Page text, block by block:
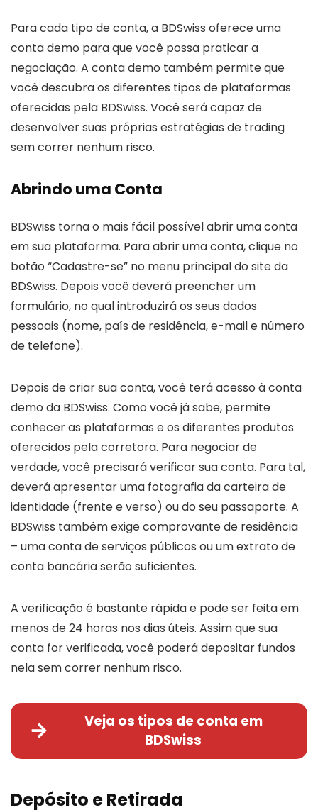
Para cada tipo de conta, a BDSwiss oferece uma
conta demo para que você possa praticar a
negociação. A conta demo também permite que
você descubra os diferentes tipos de plataformas
oferecidas pela BDSwiss. Você será capaz de
desenvolver suas próprias estratégias de trading
sem correr nenhum risco.
Abrindo uma Conta
BDSwiss torna o mais fácil possível abrir uma conta
em sua plataforma. Para abrir uma conta, clique no
botão “Cadastre-se” no menu principal do site da
BDSwiss. Depois você deverá preencher um
formulário, no qual introduzirá os seus dados
pessoais (nome, país de residência, e-mail e número
de telefone).
Depois de criar sua conta, você terá acesso à conta
demo da BDSwiss. Como você já sabe, permite
conhecer as plataformas e os diferentes produtos
oferecidos pela corretora. Para negociar de
verdade, você precisará verificar sua conta. Para tal,
deverá apresentar uma fotografia da carteira de
identidade (frente e verso) ou do seu passaporte. A
BDSwiss também exige comprovante de residência
– uma conta de serviços públicos ou um extrato de
conta bancária serão suficientes.
A verificação é bastante rápida e pode ser feita em
menos de 24 horas nos dias úteis. Assim que sua
conta for verificada, você poderá depositar fundos
nela sem correr nenhum risco.
Veja os tipos de conta em
BDSwiss
Depósito e Retirada